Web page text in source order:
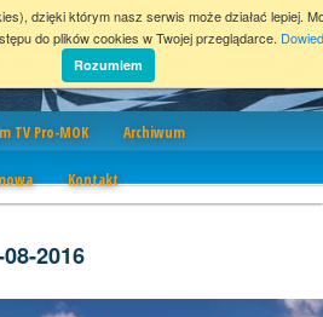
TV Pro-MOK Archiwum
Kontakt
2016
dzięki którym nasz serwis może działać lepiej.
do plików cookies w Twojej przeglądarce.
Rozumiem